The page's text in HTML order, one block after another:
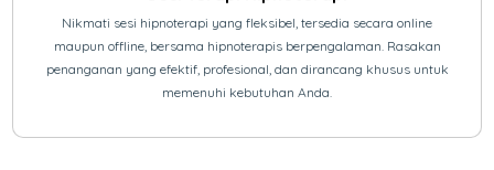
Nikmati sesi hipnoterapi yang fleksibel, tersedia secara online
maupun offline, bersama hipnoterapis berpengalaman. Rasakan
penanganan yang efektif, profesional, dan dirancang khusus untuk
memenuhi kebutuhan Anda.